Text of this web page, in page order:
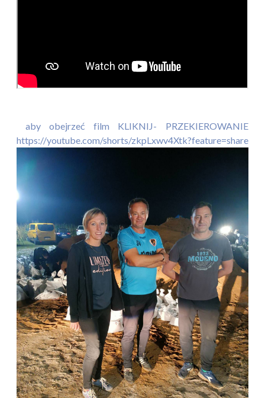
aby obejrzeć film KLIKNIJ- PRZEKIEROWANIE
https://youtube.com/shorts/zkpLxwv4Xtk?feature=share